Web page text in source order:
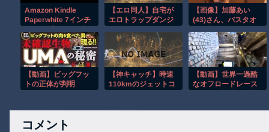
Amazon Kindle
Paperwhite 7インチ
調節ライト、12週間
持続バッテリー、広
告なし、ブラック
【エロ同人】自宅が
エロトラップダンジ
始めました。
【画像】加藤あい
(43)さん、バスタオ
を公開
【動画】ビッグフッ
トの正体が判明
【神キャッチ】時速
110kmのジェットコ
チ！全員大歓喜ｗ
【動画】世界一過酷
なオフロードレース
コメント